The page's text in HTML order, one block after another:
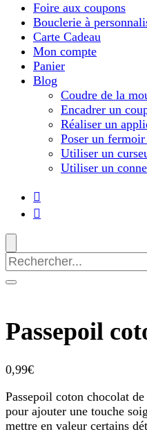
Foire aux coupons
Bouclerie à
Carte Cadeau
Mon compte
Panier
Blog
Coudre de la
Encadrer un
Réaliser un
Poser un
Utiliser un
Utiliser un
Recherche
pour
:
Passepoil
0,99€
Passepoil coton chocolat
pour ajouter une touche
mettre en valeur certains